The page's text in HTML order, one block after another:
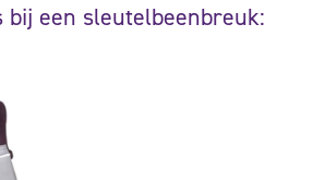
bij een sleutelbeenbreuk: